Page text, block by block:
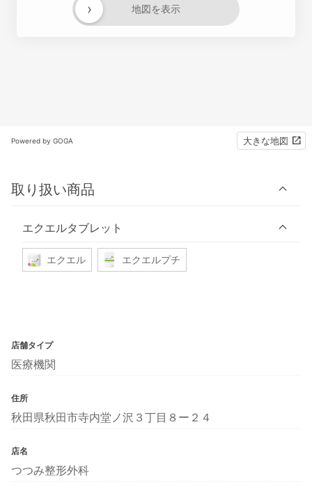
地図を表示
›
Powered by GOGA 大きな地図
取り扱い商品
エクエルタブレット
エクエル エクエルプチ
店舗タイプ
医療機関
住所
秋田県秋田市寺内堂ノ沢３丁目８ー２４
店名
つつみ整形外科